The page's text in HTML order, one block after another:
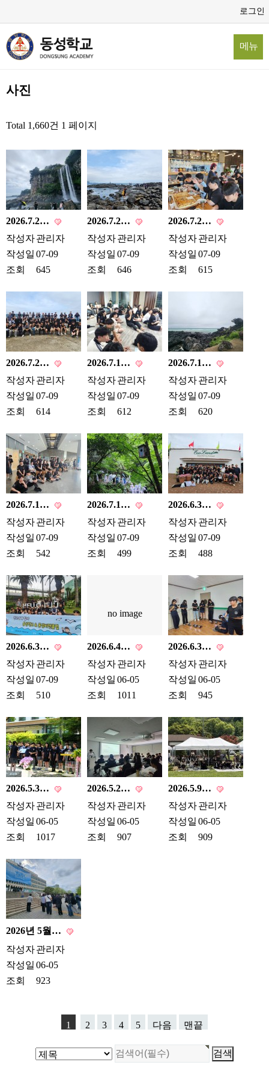
로그인
메뉴
사진
Total 1,660건 1 페이지
2026.7.2…
작성자관리자
작성일 07-09
조회
645
2026.7.2…
작성자관리자
작성일 07-09
조회
646
2026.7.2…
작성자관리자
작성일 07-09
조회
615
2026.7.2…
작성자관리자
작성일 07-09
조회
614
2026.7.1…
작성자관리자
작성일 07-09
조회
612
2026.7.1…
작성자관리자
작성일 07-09
조회
620
2026.7.1…
작성자관리자
작성일 07-09
조회
542
2026.7.1…
작성자관리자
작성일 07-09
조회
499
2026.6.3…
작성자관리자
작성일 07-09
조회
488
2026.6.3…
작성자관리자
작성일 07-09
조회
510
no image
2026.6.4…
작성자관리자
작성일 06-05
조회
1011
2026.6.3…
작성자관리자
작성일 06-05
조회
945
2026.5.3…
작성자관리자
작성일 06-05
조회
1017
2026.5.2…
작성자관리자
작성일 06-05
조회
907
2026.5.9…
작성자관리자
작성일 06-05
조회
909
2026년 5월…
작성자관리자
작성일 06-05
조회
923
1 2 3 4 5 다음 맨끝